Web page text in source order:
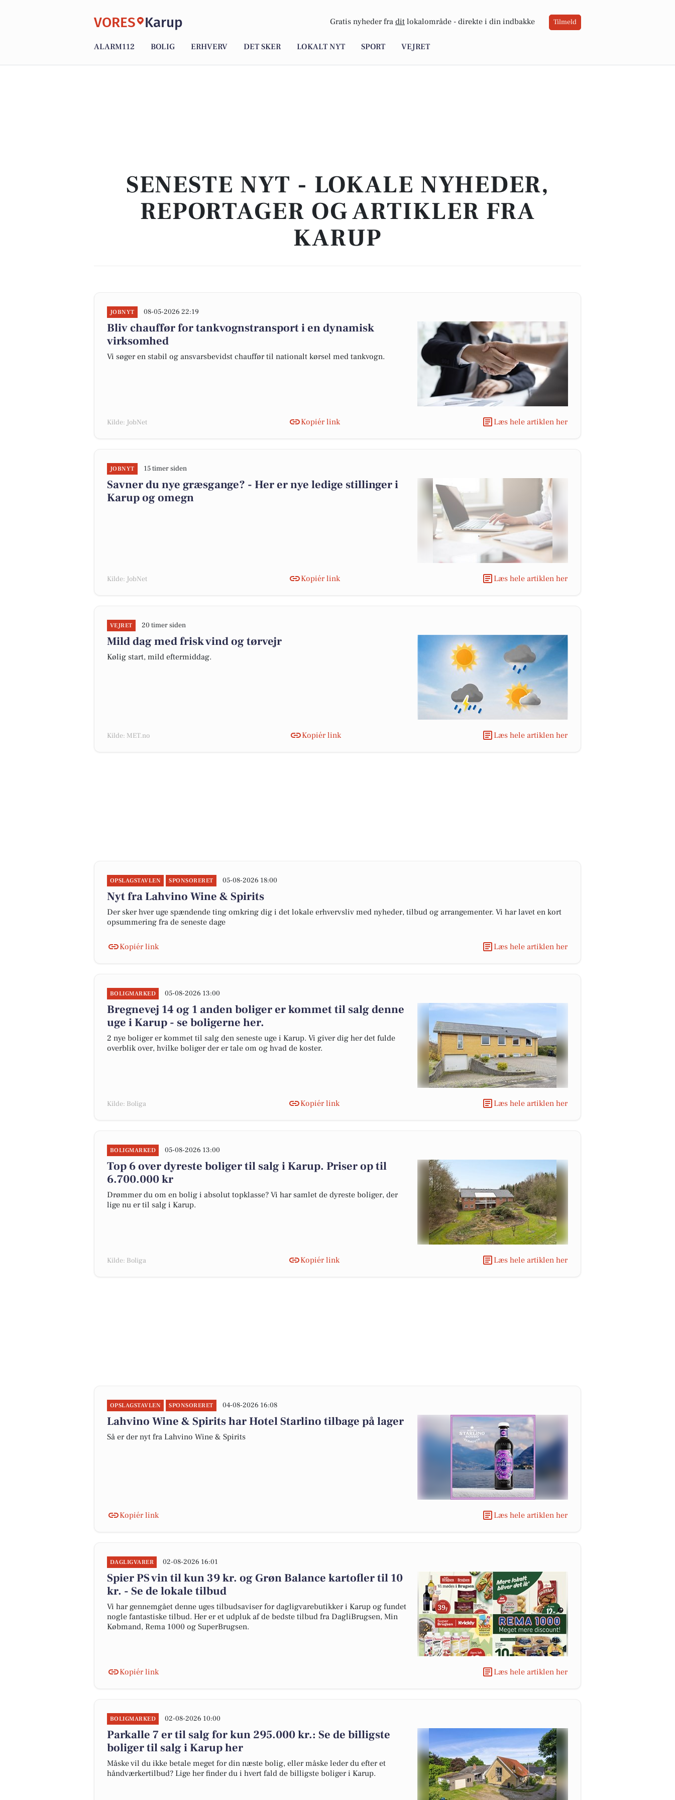
VORES Karup Gratis nyheder fra dit lokalområde - direkte i din indbakke Tilmeld
ALARM112 BOLIG ERHVERV DET SKER LOKALT NYT SPORT VEJRET
SENESTE NYT - LOKALE NYHEDER,
REPORTAGER OG ARTIKLER FRA
KARUP
JOBNYT 08-05-2026 22:19
Bliv chauffør for tankvognstransport i en dynamisk
virksomhed
Vi søger en stabil og ansvarsbevidst chauffør til nationalt kørsel med tankvogn.
Kilde: JobNet Kopiér link Læs hele artiklen her
JOBNYT 15 timer siden
Savner du nye græsgange? - Her er nye ledige stillinger i
Karup og omegn
Kilde: JobNet Kopiér link Læs hele artiklen her
VEJRET 20 timer siden
Mild dag med frisk vind og tørvejr
Kølig start, mild eftermiddag.
Kilde: MET.no Kopiér link Læs hele artiklen her
OPSLAGSTAVLEN SPONSORERET 05-08-2026 18:00
Nyt fra Lahvino Wine & Spirits
Der sker hver uge spændende ting omkring dig i det lokale erhvervsliv med nyheder, tilbud og arrangementer. Vi har lavet en kort
opsummering fra de seneste dage
Kopiér link Læs hele artiklen her
BOLIGMARKED 05-08-2026 13:00
Bregnevej 14 og 1 anden boliger er kommet til salg denne
uge i Karup - se boligerne her.
2 nye boliger er kommet til salg den seneste uge i Karup. Vi giver dig her det fulde
overblik over, hvilke boliger der er tale om og hvad de koster.
Kilde: Boliga Kopiér link Læs hele artiklen her
BOLIGMARKED 05-08-2026 13:00
Top 6 over dyreste boliger til salg i Karup. Priser op til
6.700.000 kr
Drømmer du om en bolig i absolut topklasse? Vi har samlet de dyreste boliger, der
lige nu er til salg i Karup.
Kilde: Boliga Kopiér link Læs hele artiklen her
OPSLAGSTAVLEN SPONSORERET 04-08-2026 16:08
Lahvino Wine & Spirits har Hotel Starlino tilbage på lager
Så er der nyt fra Lahvino Wine & Spirits
Kopiér link Læs hele artiklen her
DAGLIGVARER 02-08-2026 16:01
Spier PS vin til kun 39 kr. og Grøn Balance kartofler til 10
kr. - Se de lokale tilbud
Vi har gennemgået denne uges tilbudsaviser for dagligvarebutikker i Karup og fundet
nogle fantastiske tilbud. Her er et udpluk af de bedste tilbud fra DagliBrugsen, Min
Købmand, Rema 1000 og SuperBrugsen.
Kopiér link Læs hele artiklen her
BOLIGMARKED 02-08-2026 10:00
Parkalle 7 er til salg for kun 295.000 kr.: Se de billigste
boliger til salg i Karup her
Måske vil du ikke betale meget for din næste bolig, eller måske leder du efter et
håndværkertilbud? Lige her finder du i hvert fald de billigste boliger i Karup.